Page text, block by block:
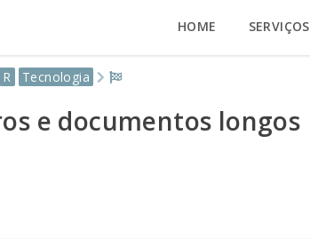
HOME SERVIÇOS
R Tecnologia
e documentos longos